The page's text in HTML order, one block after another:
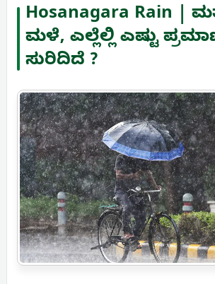
Hosanagara Rain |
ಮಳೆ, ಎಲ್ಲೆಲ್ಲಿ ಎಷ್ಟು
ಸುರಿದಿದೆ ?